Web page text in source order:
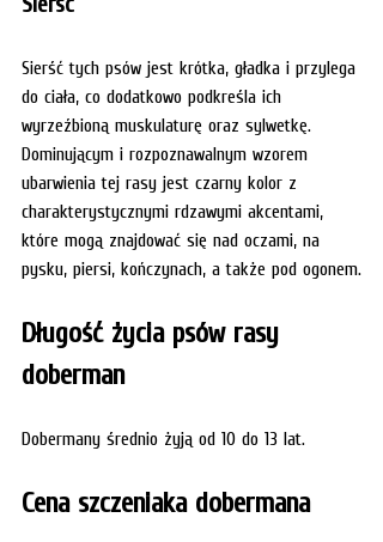
Sierść tych psów jest krótka, gładka i przylega
do ciała, co dodatkowo podkreśla ich
wyrzeźbioną muskulaturę oraz sylwetkę.
Dominującym i rozpoznawalnym wzorem
ubarwienia tej rasy jest czarny kolor z
charakterystycznymi rdzawymi akcentami,
które mogą znajdować się nad oczami, na
pysku, piersi, kończynach, a także pod ogonem.
Długość życia psów rasy
doberman
Dobermany średnio żyją od 10 do 13 lat.
Cena szczeniaka dobermana